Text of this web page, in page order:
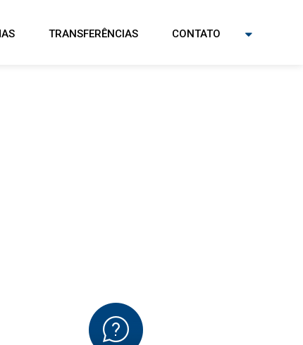
TRANSFERÊNCIAS CONTATO